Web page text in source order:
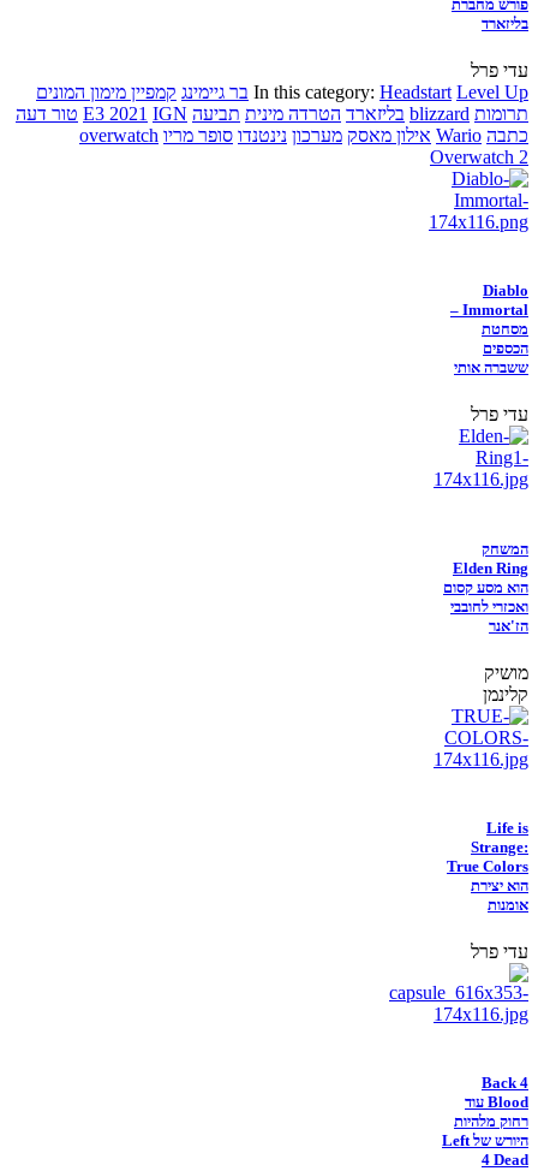
פורש מחברת
בליזארד
עדי פרל
In this category: Headstart Level Up בר גיימינג קמפיין מימון המונים
תרומות blizzard בליזארד הטרדה מינית תביעה E3 2021 IGN
טור דעה
כתבה Wario אילון מאסק מערכון נינטנדו סופר מריו overwatch
Overwatch 2
Diablo
Immortal –
מסחטת
הכספים
ששברה אותי
עדי פרל
המשחק
Elden Ring
הוא מסע קסום
ואכזרי לחובבי
הז'אנר
מושיק
קלינמן
Life is
Strange:
True Colors
הוא יצירת
אומנות
עדי פרל
Back 4
Blood עוד
רחוק מלהיות
היורש של Left
4 Dead